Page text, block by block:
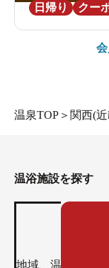
日帰り
クー
温泉TOP ＞ 関西(
温浴施設を探す